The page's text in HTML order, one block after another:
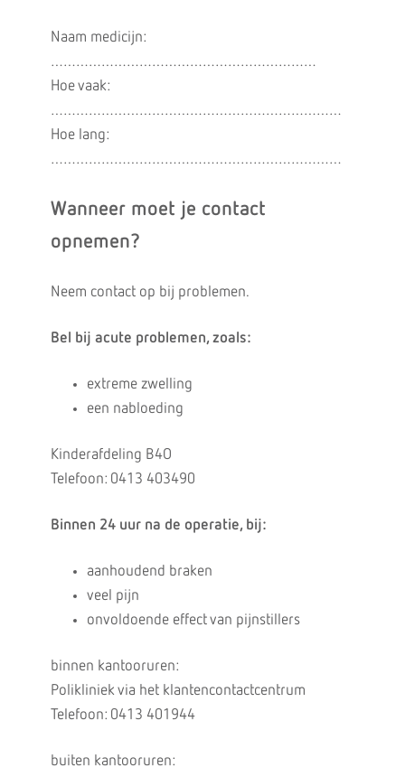
Naam medicijn:
………………………………………………………
Hoe vaak:
……………………………………………………………
Hoe lang:
……………………………………………………………
Wanneer moet je contact
opnemen?
Neem contact op bij problemen.
Bel bij acute problemen, zoals:
extreme zwelling
een nabloeding
Kinderafdeling B4O
Telefoon: 0413 403490
Binnen 24 uur na de operatie, bij:
aanhoudend braken
veel pijn
onvoldoende effect van pijnstillers
binnen kantooruren:
Polikliniek via het klantencontactcentrum
Telefoon: 0413 401944
buiten kantooruren: